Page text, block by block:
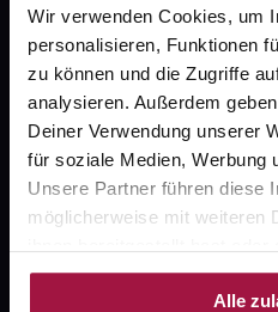
Wir verwenden Cookies, um
personalisieren, Funktionen
zu können und die Zugriffe
analysieren. Außerdem
Deiner Verwendung unserer
für soziale Medien, Werbung
Unsere Partner führen diese
möglicherweise mit weiteren
Nutzung der Dienste
Alle
gesund.de
Über uns
Karriere
Newsletter
Barrierefreiheitserklärung